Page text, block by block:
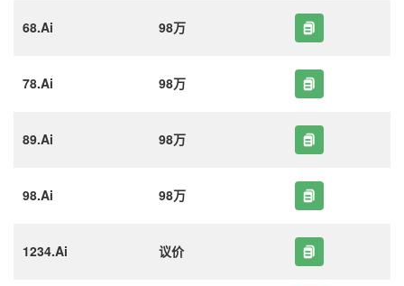
68.Ai 98万
78.Ai 98万
89.Ai 98万
98.Ai 98万
1234.Ai 议价